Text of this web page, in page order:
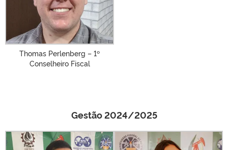
Thomas Perlenberg – 1º
Conselheiro Fiscal
Gestão 2024/2025